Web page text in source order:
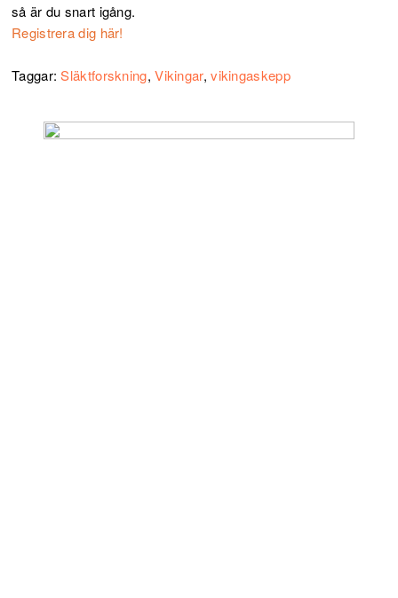
så är du snart igång.
Registrera dig här!
Taggar:Släktforskning,Vikingar,vikingaskepp